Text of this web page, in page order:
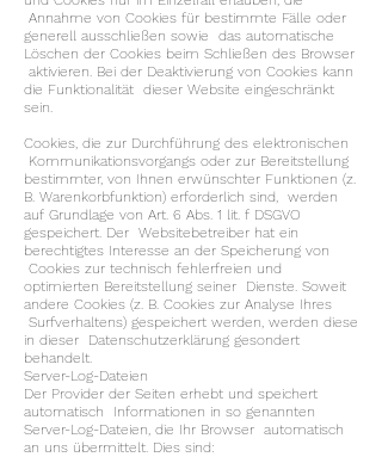
Annahme von Cookies für bestimmte Fälle oder
generell ausschließen sowie das automatische
Löschen der Cookies beim Schließen des Browser
aktivieren. Bei der Deaktivierung von Cookies kann
die Funktionalität dieser Website eingeschränkt
sein.
Cookies, die zur Durchführung des elektronischen
Kommunikationsvorgangs oder zur Bereitstellung
bestimmter, von Ihnen erwünschter Funktionen (z.
B. Warenkorbfunktion) erforderlich sind, werden
auf Grundlage von Art. 6 Abs. 1 lit. f DSGVO
gespeichert. Der Websitebetreiber hat ein
berechtigtes Interesse an der Speicherung von
Cookies zur technisch fehlerfreien und
optimierten Bereitstellung seiner Dienste. Soweit
andere Cookies (z. B. Cookies zur Analyse Ihres
Surfverhaltens) gespeichert werden, werden diese
in dieser Datenschutzerklärung gesondert
behandelt.
Server-Log-Dateien
Der Provider der Seiten erhebt und speichert
automatisch Informationen in so genannten
Server-Log-Dateien, die Ihr Browser automatisch
an uns übermittelt. Dies sind: